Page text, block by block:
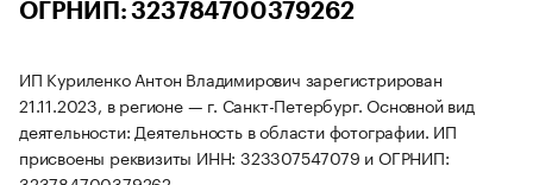
ОГРНИП: 323784700379262
ИП Куриленко Антон Владимирович зарегистрирован
21.11.2023, в регионе — г. Санкт-Петербург. Основной вид
деятельности: Деятельность в области фотографии. ИП
присвоены реквизиты ИНН: 323307547079 и ОГРНИП: